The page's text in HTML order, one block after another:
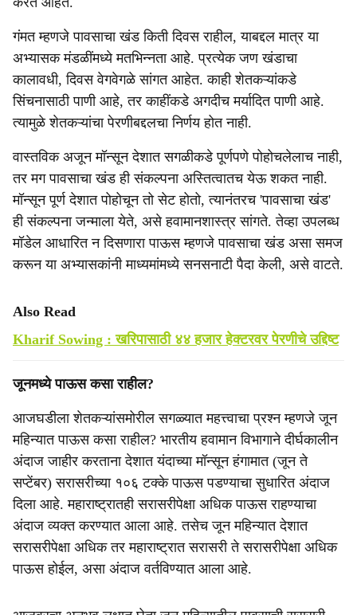
गंमत म्हणजे पावसाचा खंड किती दिवस राहील, याबद्दल मात्र या
अभ्यासक मंडळींमध्ये मतभिन्नता आहे. प्रत्येक जण खंडाचा
कालावधी, दिवस वेगवेगळे सांगत आहेत. काही शेतकऱ्यांकडे
सिंचनासाठी पाणी आहे, तर काहींकडे अगदीच मर्यादित पाणी आहे.
त्यामुळे शेतकऱ्यांचा पेरणीबद्दलचा निर्णय होत नाही.
वास्तविक अजून मॉन्सून देशात सगळीकडे पूर्णपणे पोहोचलेलाच नाही,
तर मग पावसाचा खंड ही संकल्पना अस्तित्वातच येऊ शकत नाही.
मॉन्सून पूर्ण देशात पोहोचून तो सेट होतो, त्यानंतरच 'पावसाचा खंड'
ही संकल्पना जन्माला येते, असे हवामानशास्त्र सांगते. तेव्हा उपलब्ध
मॉडेल आधारित न दिसणारा पाऊस म्हणजे पावसाचा खंड असा समज
करून या अभ्यासकांनी माध्यमांमध्ये सनसनाटी पैदा केली, असे वाटते.
Also Read
Kharif Sowing : खरिपासाठी ४४ हजार हेक्टरवर पेरणीचे उद्दिष्ट
जूनमध्ये पाऊस कसा राहील?
आजघडीला शेतकऱ्यांसमोरील सगळ्यात महत्त्वाचा प्रश्न म्हणजे जून
महिन्यात पाऊस कसा राहील? भारतीय हवामान विभागाने दीर्घकालीन
अंदाज जाहीर करताना देशात यंदाच्या मॉन्सून हंगामात (जून ते
सप्टेंबर) सरासरीच्या १०६ टक्के पाऊस पडण्याचा सुधारित अंदाज
दिला आहे. महाराष्ट्रातही सरासरीपेक्षा अधिक पाऊस राहण्याचा
अंदाज व्यक्त करण्यात आला आहे. तसेच जून महिन्यात देशात
सरासरीपेक्षा अधिक तर महाराष्ट्रात सरासरी ते सरासरीपेक्षा अधिक
पाऊस होईल, असा अंदाज वर्तविण्यात आला आहे.